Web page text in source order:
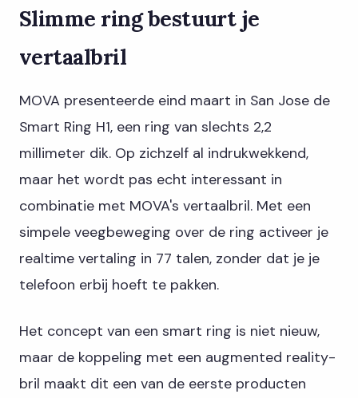
Slimme ring bestuurt je
vertaalbril
MOVA presenteerde eind maart in San Jose de
Smart Ring H1, een ring van slechts 2,2
millimeter dik. Op zichzelf al indrukwekkend,
maar het wordt pas echt interessant in
combinatie met MOVA's vertaalbril. Met een
simpele veegbeweging over de ring activeer je
realtime vertaling in 77 talen, zonder dat je je
telefoon erbij hoeft te pakken.
Het concept van een smart ring is niet nieuw,
maar de koppeling met een augmented reality-
bril maakt dit een van de eerste producten